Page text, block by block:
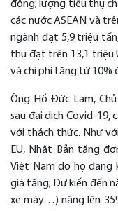
động; lượng tiêu thụ
các nước ASEAN và
ngành đạt 5,9 triệu
thu đạt trên 13,1 triệu
và chi phí tăng từ 10%
Ông Hồ Đức Lam,
sau đại dịch Covid-19,
với thách thức. Như
EU, Nhật Bản tăng
Việt Nam do họ đang
giá tăng; Dự kiến đến
xe máy…) nâng lên